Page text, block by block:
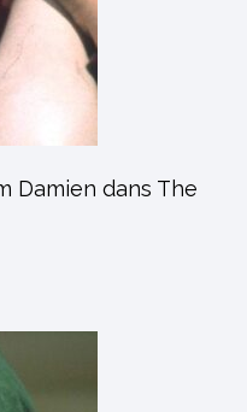
Damien dans The